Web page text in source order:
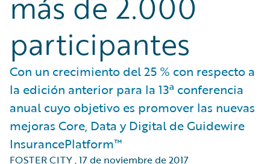
participantes
Con un crecimiento del 25 % con respecto a
la edición anterior para la 13ª conferencia
anual cuyo objetivo es promover las nuevas
mejoras Core, Data y Digital de Guidewire
InsurancePlatform™
FOSTER CITY,17 de noviembre de 2017